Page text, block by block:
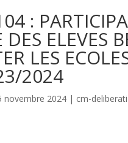
:
DES ELEVES
LES
2024
novembre 2024 | cm-